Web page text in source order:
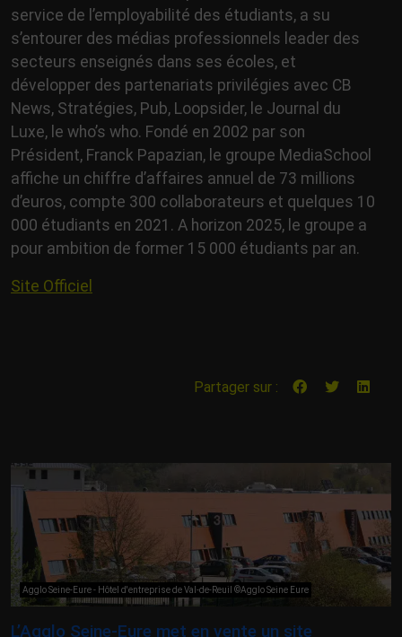
service de l’employabilité des étudiants, a su
s’entourer des médias professionnels leader des
secteurs enseignés dans ses écoles, et
développer des partenariats privilégies avec CB
News, Stratégies, Pub, Loopsider, le Journal du
Luxe, le who’s who. Fondé en 2002 par son
Président, Franck Papazian, le groupe MediaSchool
affiche un chiffre d’affaires annuel de 73 millions
d’euros, compte 300 collaborateurs et quelques 10
000 étudiants en 2021. A horizon 2025, le groupe a
pour ambition de former 15 000 étudiants par an.
Site Officiel
Partager sur :
Agglo Seine-Eure - Hôtel d'entreprise de Val-de-Reuil ©Agglo Seine Eure
L’Agglo Seine-Eure met en vente un site